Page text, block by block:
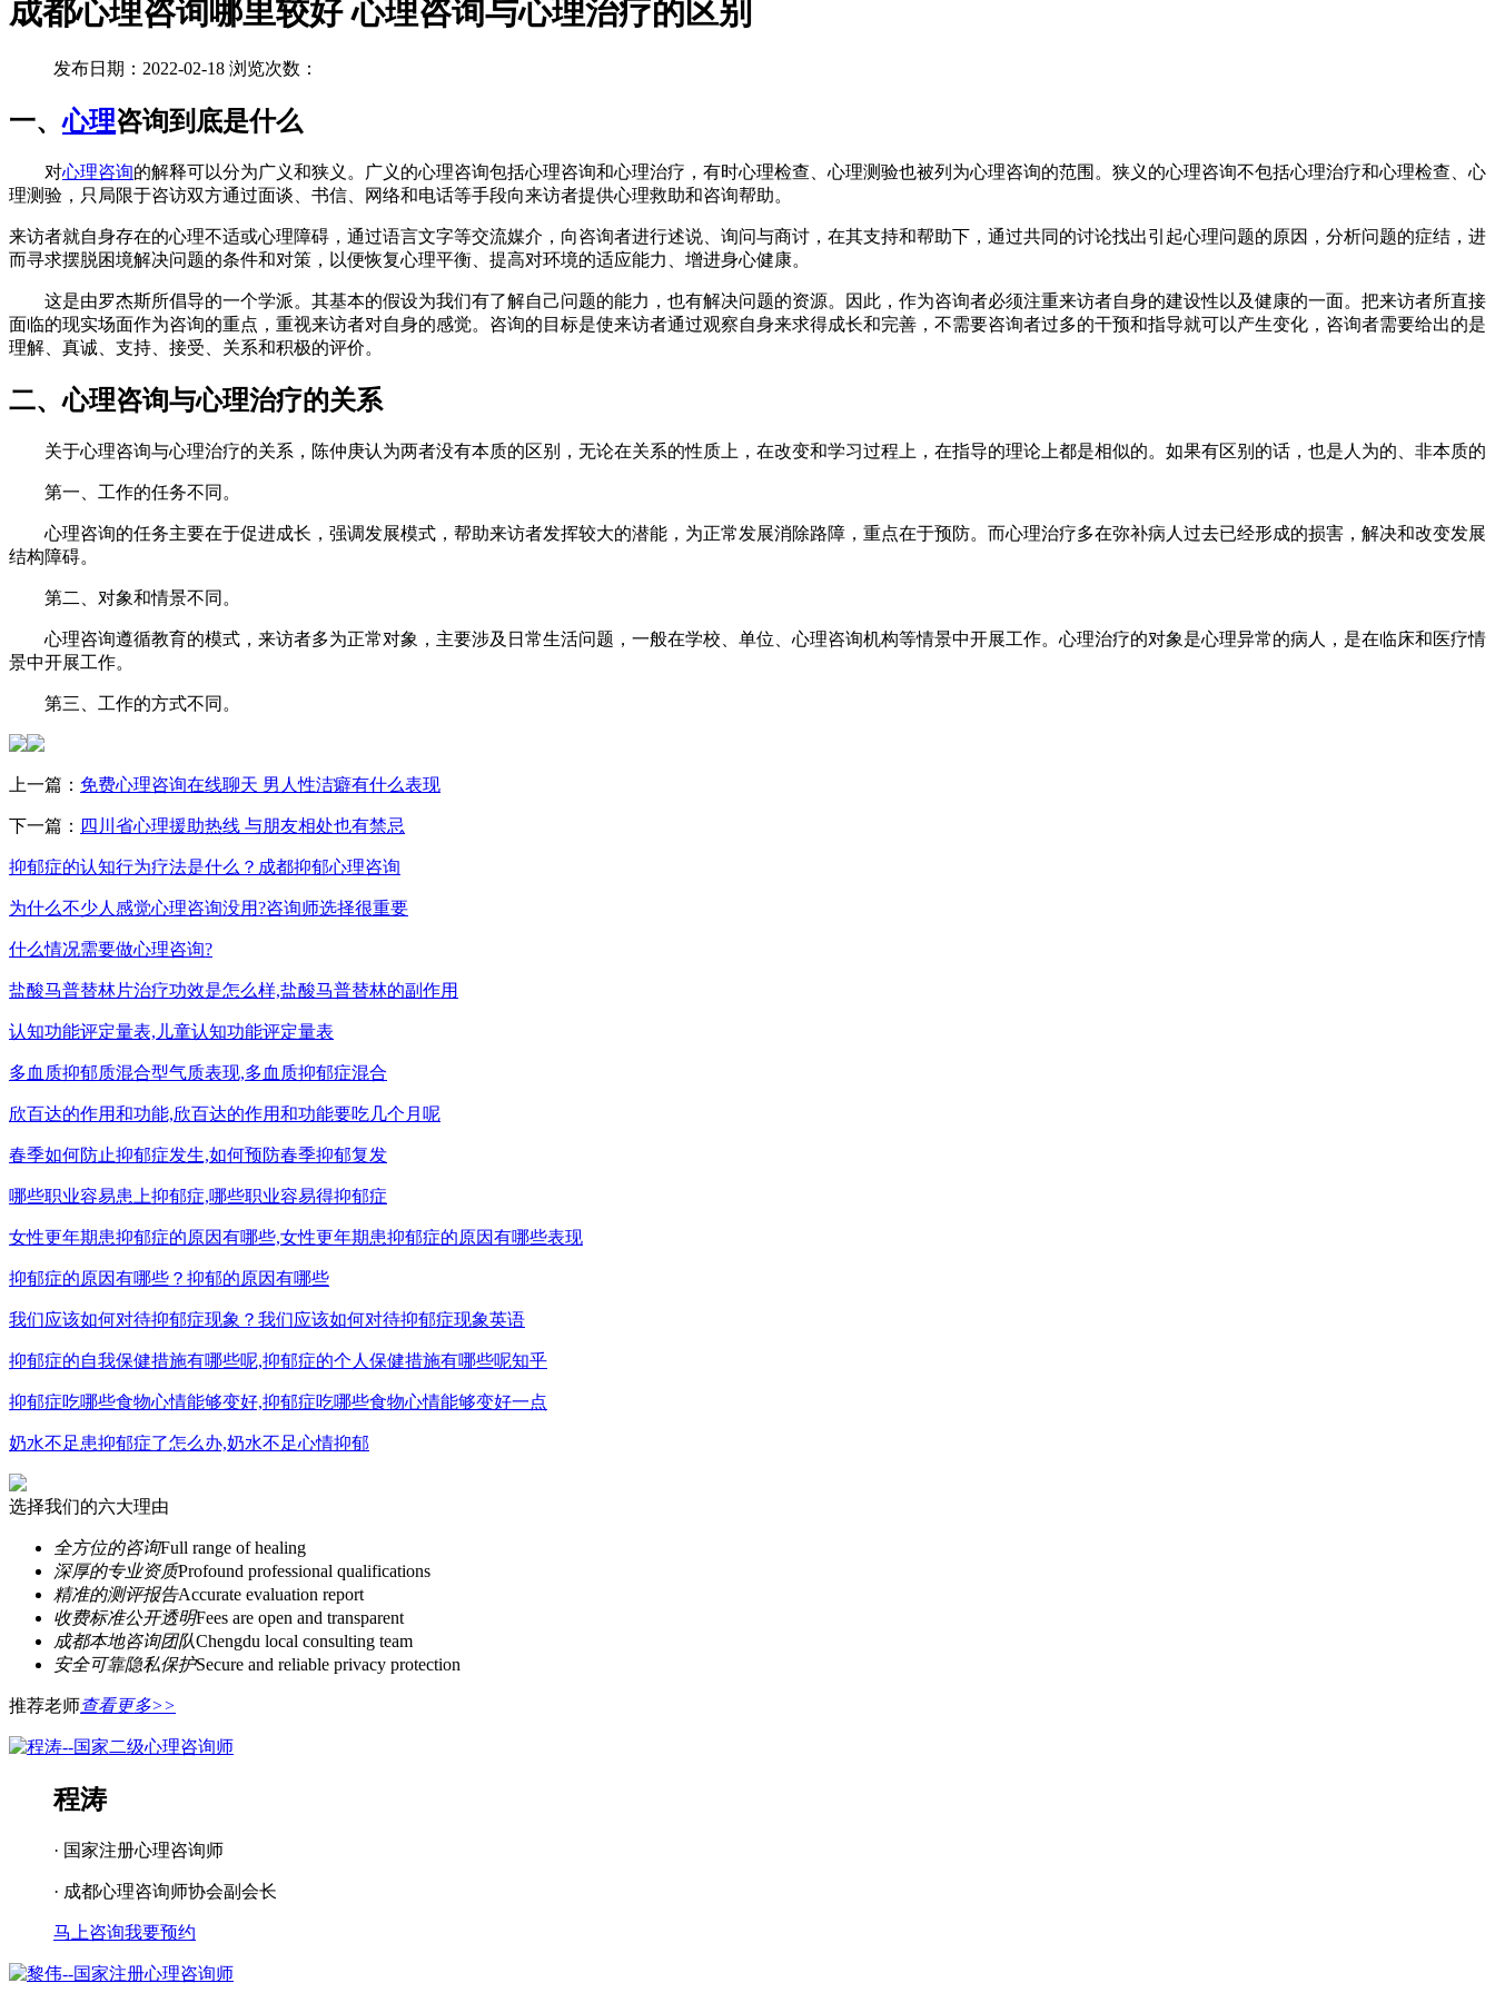
成都心理咨询哪里较好 心理咨询与心理治疗的区别
发布日期：2022-02-18 浏览次数：
一、心理咨询到底是什么
对心理咨询的解释可以分为广义和狭义。广义的心理咨询包括心理咨询和心理治疗，有时心理检查、心理测验也被列为心理咨询的范围。狭义的心理咨询不包括心理治疗和心理检查、心
理测验，只局限于咨访双方通过面谈、书信、网络和电话等手段向来访者提供心理救助和咨询帮助。
来访者就自身存在的心理不适或心理障碍，通过语言文字等交流媒介，向咨询者进行述说、询问与商讨，在其支持和帮助下，通过共同的讨论找出引起心理问题的原因，分析问题的症结，进
而寻求摆脱困境解决问题的条件和对策，以便恢复心理平衡、提高对环境的适应能力、增进身心健康。
这是由罗杰斯所倡导的一个学派。其基本的假设为我们有了解自己问题的能力，也有解决问题的资源。因此，作为咨询者必须注重来访者自身的建设性以及健康的一面。把来访者所直接
面临的现实场面作为咨询的重点，重视来访者对自身的感觉。咨询的目标是使来访者通过观察自身来求得成长和完善，不需要咨询者过多的干预和指导就可以产生变化，咨询者需要给出的是
理解、真诚、支持、接受、关系和积极的评价。
二、心理咨询与心理治疗的关系
关于心理咨询与心理治疗的关系，陈仲庚认为两者没有本质的区别，无论在关系的性质上，在改变和学习过程上，在指导的理论上都是相似的。如果有区别的话，也是人为的、非本质的
第一、工作的任务不同。
心理咨询的任务主要在于促进成长，强调发展模式，帮助来访者发挥较大的潜能，为正常发展消除路障，重点在于预防。而心理治疗多在弥补病人过去已经形成的损害，解决和改变发展
结构障碍。
第二、对象和情景不同。
心理咨询遵循教育的模式，来访者多为正常对象，主要涉及日常生活问题，一般在学校、单位、心理咨询机构等情景中开展工作。心理治疗的对象是心理异常的病人，是在临床和医疗情
景中开展工作。
第三、工作的方式不同。
上一篇： 免费心理咨询在线聊天 男人性洁癖有什么表现
下一篇： 四川省心理援助热线 与朋友相处也有禁忌
抑郁症的认知行为疗法是什么？成都抑郁心理咨询
为什么不少人感觉心理咨询没用?咨询师选择很重要
什么情况需要做心理咨询?
盐酸马普替林片治疗功效是怎么样,盐酸马普替林的副作用
认知功能评定量表,儿童认知功能评定量表
多血质抑郁质混合型气质表现,多血质抑郁症混合
欣百达的作用和功能,欣百达的作用和功能要吃几个月呢
春季如何防止抑郁症发生,如何预防春季抑郁复发
哪些职业容易患上抑郁症,哪些职业容易得抑郁症
女性更年期患抑郁症的原因有哪些,女性更年期患抑郁症的原因有哪些表现
抑郁症的原因有哪些？抑郁的原因有哪些
我们应该如何对待抑郁症现象？我们应该如何对待抑郁症现象英语
抑郁症的自我保健措施有哪些呢,抑郁症的个人保健措施有哪些呢知乎
抑郁症吃哪些食物心情能够变好,抑郁症吃哪些食物心情能够变好一点
奶水不足患抑郁症了怎么办,奶水不足心情抑郁
选择我们的六大理由
全方位的咨询Full range of healing
深厚的专业资质Profound professional qualifications
精准的测评报告Accurate evaluation report
收费标准公开透明Fees are open and transparent
成都本地咨询团队Chengdu local consulting team
安全可靠隐私保护Secure and reliable privacy protection
推荐老师查看更多>>
程涛
· 国家注册心理咨询师
· 成都心理咨询师协会副会长
马上咨询我要预约